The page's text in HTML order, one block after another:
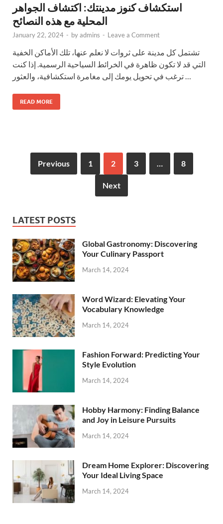
استكشاف كنوز مدينتك: اكتشاف الجواهر
المحلية مع هذه النصائح
January 22, 2024 - byadmins - Leave a Comment
تشتمل كل مدينة على ثروات لا نعلم عنها، تلك الأماكن الخفية
التي قد لا تكون ظاهرة في الخرائط السياحية الرسمية. إذا كنت
READ MORE
Previous 1 2 3 8
Next
LATEST POSTS
Global Gastronomy: Discovering
Your Culinary Passport
March 14, 2024
Word Wizard: Elevating Your
Vocabulary Knowledge
March 14, 2024
Fashion Forward: Predicting Your
Style Evolution
March 14, 2024
Hobby Harmony: Finding Balance
and Joy in Leisure Pursuits
March 14, 2024
Dream Home Explorer: Discovering
Your Ideal Living Space
March 14, 2024